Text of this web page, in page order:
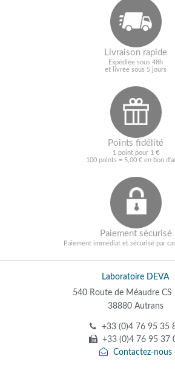
Livraison rapide
Expédiée sous 48h
et livrée sous 5 jours
Points fidélité
1 point pour 1 €
100 points = 5,00 € en bon
Paiement sécurisé
Paiement immédiat et sécurisé par
Laboratoire DEVA
540 Route de Méaudre CS
38880 Autrans
+33 (0)4 76 95 35
+33 (0)4 76 95 37
Contactez-nous